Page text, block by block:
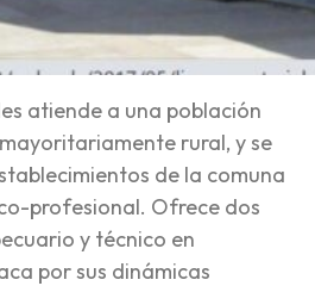
atiende a una población
rural, y se
de la comuna
profesional. Ofrece dos
y técnico en
por sus dinámicas